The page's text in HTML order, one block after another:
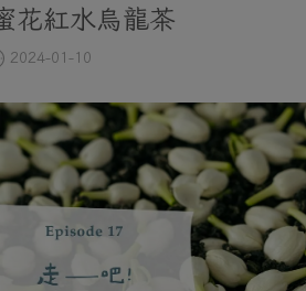
花紅水烏龍茶
2024-01-10